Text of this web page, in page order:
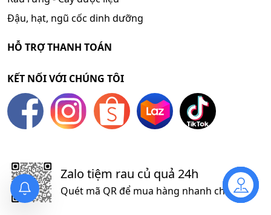
Đậu, hạt, ngũ cốc dinh dưỡng
HỖ TRỢ THANH TOÁN
KẾT NỐI VỚI CHÚNG TÔI
Zalo tiệm rau củ quả 24h
Quét mã QR để mua hàng nhanh chóng
Liên hệ